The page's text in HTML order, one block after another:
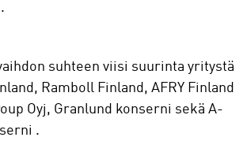
suhteen viisi suurinta yritystä
Ramboll Finland, AFRY Finland
Oyj, Granlund konserni sekä A-
.